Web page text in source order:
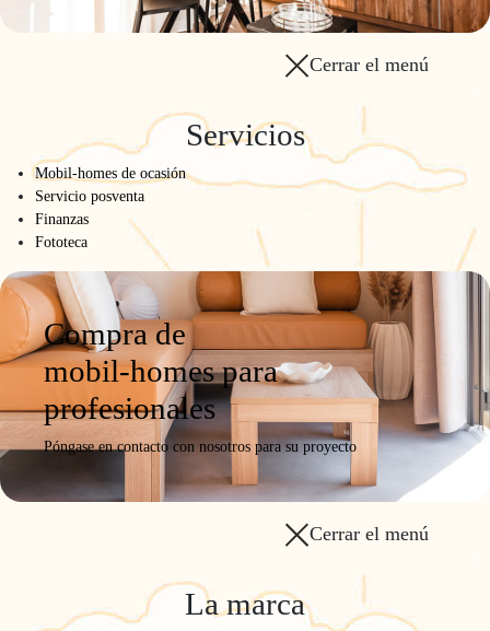
Cerrar el menú
Servicios
Mobil-homes de ocasión
Servicio posventa
Finanzas
Fototeca
Compra de
mobil-homes para
profesionales
Póngase en contacto con nosotros para su proyecto
Cerrar el menú
La marca